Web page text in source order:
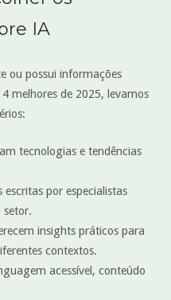
IA
ou possui informações
melhores de 2025, levamos
tecnologias e tendências
escritas por especialistas
setor.
insights práticos para
contextos.
acessível, conteúdo